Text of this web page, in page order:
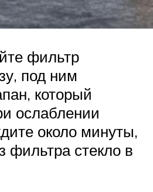
фильтр
под ним
который
ослаблении
около минуты,
фильтра стекло в